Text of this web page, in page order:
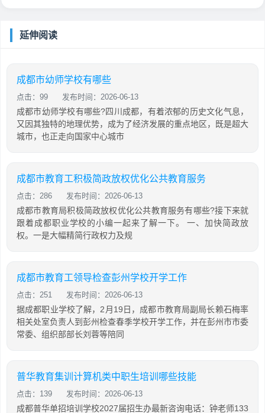
延伸阅读
成都市幼师学校有哪些
点击：99 发布时间：2026-06-13
成都市幼师学校有哪些?四川成都，有着浓郁的历史文化气息，
又因其独特的地理优势，成为了经济发展的重点地区，既是超大
城市，也正走向国家中心城市
成都市教育工积极简政放权优化公共教育服务
点击：286 发布时间：2026-06-13
成都市教育局积极简政放权优化公共教育服务有哪些?接下来就
跟着成都职业学校的小编一起来了解一下。 一、加快简政放
权。一是大幅精简行政权力及规
成都市教育工领导检查彭州学校开学工作
点击：251 发布时间：2026-06-13
据成都职业学校了解，2月19日，成都市教育局副局长赖石梅率
相关处室负责人到彭州检查春季学校开学工作，并在彭州市市委
常委、组织部部长刘蓉等陪同
普华教育集训计算机类中职生培训哪些技能
点击：139 发布时间：2026-06-13
成都普华单招培训学校2027届招生办最新咨询电话：钟老师133